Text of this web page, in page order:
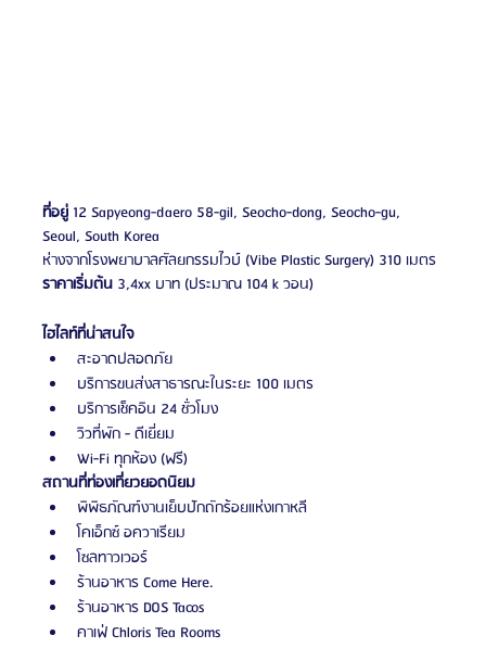
ที่อยู่ 12 Sapyeong-daero 58-gil, Seocho-dong, Seocho-gu,
Seoul, South Korea
ห่างจากโรงพยาบาลศัลยกรรมไวบ์ (Vibe Plastic Surgery) 310 เมตร
ราคาเริ่มต้น 3,4xx บาท (ประมาณ 104 k วอน)
ไฮไลท์ที่น่าสนใจ
สะอาดปลอดภัย
บริการขนส่งสาธารณะในระยะ 100 เมตร
บริการเช็คอิน 24 ชั่วโมง
วิวที่พัก - ดีเยี่ยม
Wi-Fi ทุกห้อง (ฟรี)
สถานที่ท่องเที่ยวยอดนิยม
พิพิธภัณฑ์งานเย็บปักถักร้อยแห่งเกาหลี
โคเอ็กซ์ อควาเรียม
โซลทาวเวอร์
ร้านอาหาร Come Here.
ร้านอาหาร DOS Tacos
คาเฟ่ Chloris Tea Rooms